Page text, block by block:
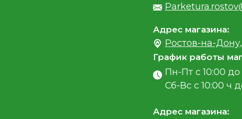
График работы
Ростов-на-
Пн-Пт с 10:00 до
Сб-Вс с 10:00 ч
Адрес магазина:
Адрес магазина: